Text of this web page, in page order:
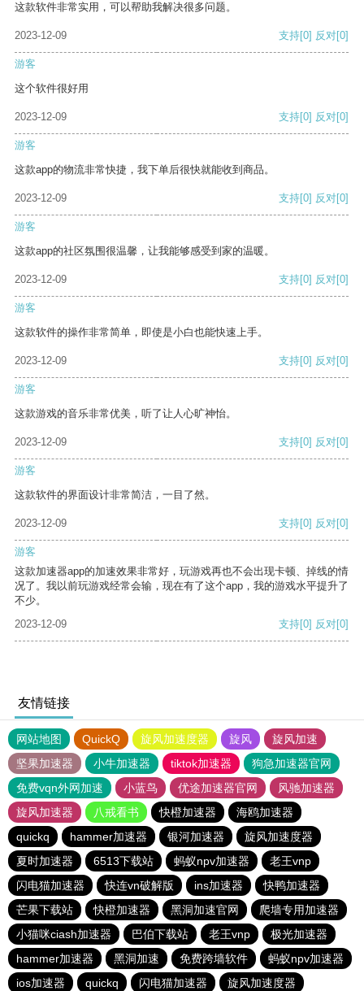
这款软件非常实用，可以帮助我解决很多问题。
2023-12-09 支持[0] 反对[0]
游客
这个软件很好用
2023-12-09 支持[0] 反对[0]
游客
这款app的物流非常快捷，我下单后很快就能收到商品。
2023-12-09 支持[0] 反对[0]
游客
这款app的社区氛围很温馨，让我能够感受到家的温暖。
2023-12-09 支持[0] 反对[0]
游客
这款软件的操作非常简单，即使是小白也能快速上手。
2023-12-09 支持[0] 反对[0]
游客
这款游戏的音乐非常优美，听了让人心旷神怡。
2023-12-09 支持[0] 反对[0]
游客
这款软件的界面设计非常简洁，一目了然。
2023-12-09 支持[0] 反对[0]
游客
这款加速器app的加速效果非常好，玩游戏再也不会出现卡顿、掉线的情
况了。我以前玩游戏经常会输，现在有了这个app，我的游戏水平提升了
不少。
2023-12-09
支持[0] 反对[0]
友情链接
网站地图 QuickQ 旋风加速度器 旋风
旋风加速
坚果加速器
小牛加速器 tiktok加速器
狗急加速器官网
免费vqn外网加速
小蓝鸟 优途加速器官网
风驰加速器
旋风加速器
八戒看书 快橙加速器
海鸥加速器
quickq
hammer加速器 银河加速器
旋风加速度器
夏时加速器
6513下载站 蚂蚁npv加速器
老王vnp
闪电猫加速器
快连vn破解版 ins加速器
快鸭加速器
芒果下载站
快橙加速器 黑洞加速官网
爬墙专用加速器
小猫咪ciash加速器
巴伯下载站 老王vnp
极光加速器
hammer加速器
黑洞加速 免费跨墙软件
蚂蚁npv加速器
ios加速器
quickq 闪电猫加速器 旋风加速度器